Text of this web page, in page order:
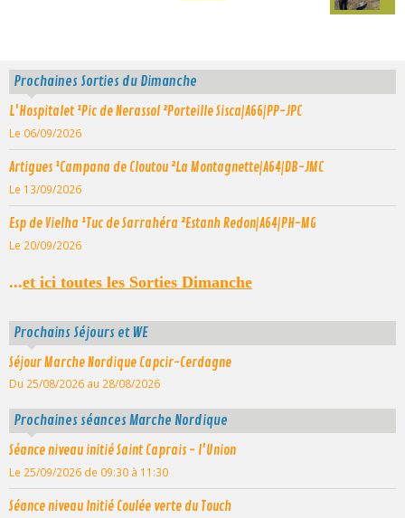
Prochaines Sorties du Dimanche
L'Hospitalet ¹Pic de Nerassol ²Porteille Sisca|A66|PP-JPC
Le 06/09/2026
Artigues ¹Campana de Cloutou ²La Montagnette|A64|DB-JMC
Le 13/09/2026
Esp de Vielha ¹Tuc de Sarrahéra ²Estanh Redon|A64|PH-MG
Le 20/09/2026
...et ici toutes les Sorties Dimanche
Prochains Séjours et WE
Séjour Marche Nordique Capcir-Cerdagne
Du 25/08/2026 au 28/08/2026
Prochaines séances Marche Nordique
Séance niveau initié Saint Caprais - l'Union
Le 25/09/2026 de 09:30 à 11:30
Séance niveau Initié Coulée verte du Touch